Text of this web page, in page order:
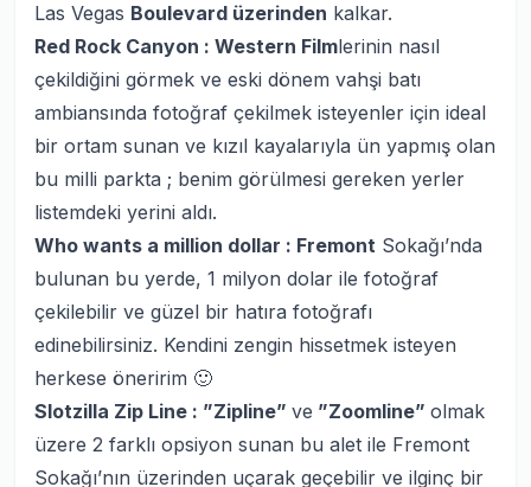
Las Vegas Boulevard üzerinden kalkar.
Red Rock Canyon : Western Filmlerinin nasıl
çekildiğini görmek ve eski dönem vahşi batı
ambiansında fotoğraf çekilmek isteyenler için ideal
bir ortam sunan ve kızıl kayalarıyla ün yapmış olan
bu milli parkta ; benim görülmesi gereken yerler
listemdeki yerini aldı.
Who wants a million dollar : Fremont Sokağı’nda
bulunan bu yerde, 1 milyon dolar ile fotoğraf
çekilebilir ve güzel bir hatıra fotoğrafı
edinebilirsiniz. Kendini zengin hissetmek isteyen
herkese öneririm 🙂
Slotzilla Zip Line : ”Zipline” ve ”Zoomline” olmak
üzere 2 farklı opsiyon sunan bu alet ile Fremont
Sokağı’nın üzerinden uçarak geçebilir ve ilginç bir